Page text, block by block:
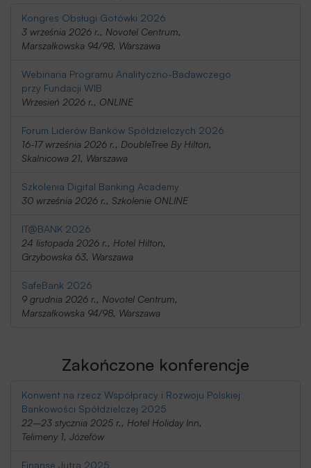
Kongres Obsługi Gotówki 2026
3 września 2026 r., Novotel Centrum,
Marszałkowska 94/98, Warszawa
Webinaria Programu Analityczno-Badawczego
przy Fundacji WIB
Wrzesień 2026 r., ONLINE
Forum Liderów Banków Spółdzielczych 2026
16-17 września 2026 r., DoubleTree By Hilton,
Skalnicowa 21, Warszawa
Szkolenia Digital Banking Academy
30 września 2026 r., Szkolenie ONLINE
IT@BANK 2026
24 listopada 2026 r., Hotel Hilton,
Grzybowska 63, Warszawa
SafeBank 2026
9 grudnia 2026 r., Novotel Centrum,
Marszałkowska 94/98, Warszawa
Zakończone konferencje
Konwent na rzecz Współpracy i Rozwoju Polskiej
Bankowości Spółdzielczej 2025
22–23 stycznia 2025 r., Hotel Holiday Inn,
Telimeny 1, Józefów
Finanse Jutra 2025